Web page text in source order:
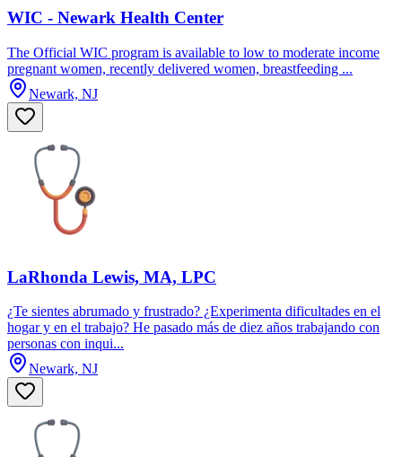
WIC - Newark Health Center
The Official WIC program is available to low to moderate income
pregnant women, recently delivered women, breastfeeding ...
Newark, NJ
LaRhonda Lewis, MA, LPC
¿Te sientes abrumado y frustrado? ¿Experimenta dificultades en el
hogar y en el trabajo? He pasado más de diez años trabajando con
personas con inqui...
Newark, NJ